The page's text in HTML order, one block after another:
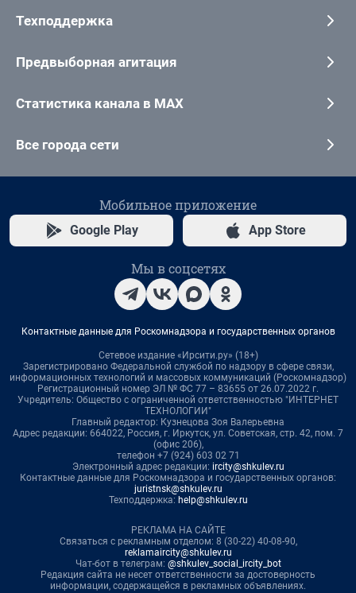
Техподдержка
Предвыборная агитация
Статистика канала в MAX
Все города сети
Мобильное приложение
Google Play App Store
Мы в соцсетях
Контактные данные для Роскомнадзора и государственных органов
Сетевое издание «Ирсити.ру» (18+)
Зарегистрировано Федеральной службой по надзору в сфере связи,
информационных технологий и массовых коммуникаций (Роскомнадзор)
Регистрационный номер ЭЛ № ФС 77 – 83655 от 26.07.2022 г.
Учредитель: Общество с ограниченной ответственностью "ИНТЕРНЕТ
ТЕХНОЛОГИИ"
Главный редактор: Кузнецова Зоя Валерьевна
Адрес редакции: 664022, Россия, г. Иркутск, ул. Советская, стр. 42, пом. 7
(офис 206),
телефон +7 (924) 603 02 71
Электронный адрес редакции: ircity@shkulev.ru
Контактные данные для Роскомнадзора и государственных органов:
juristnsk@shkulev.ru
Техподдержка: help@shkulev.ru
РЕКЛАМА НА САЙТЕ
Связаться с рекламным отделом: 8 (30-22) 40-08-90,
reklamaircity@shkulev.ru
Чат-бот в телеграм: @shkulev_social_ircity_bot
Редакция сайта не несет ответственности за достоверность
информации, содержащейся в рекламных объявлениях.